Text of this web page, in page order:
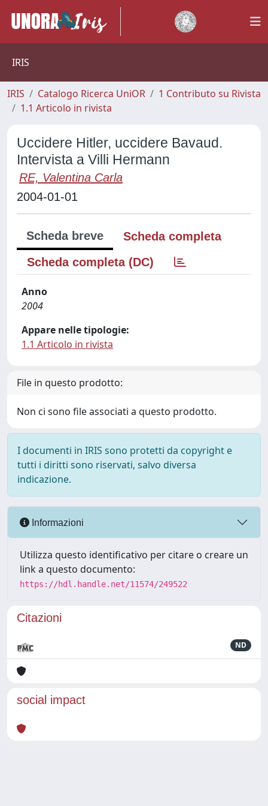
IRIS
IRIS Catalogo Ricerca UniOR
1 Contributo su Rivista
1.1 Articolo in rivista
Uccidere Hitler, uccidere Bavaud.
Intervista a Villi Hermann
RE, Valentina Carla
2004-01-01
Scheda breve
Scheda completa
Scheda completa (DC)
Anno
2004
Appare nelle tipologie:
1.1 Articolo in rivista
File in questo prodotto:
Non ci sono file associati a questo prodotto.
I documenti in IRIS sono protetti da copyright e
tutti i diritti sono riservati, salvo diversa
indicazione.
Informazioni
Utilizza questo identificativo per citare o creare un
link a questo documento:
https://hdl.handle.net/11574/249522
Citazioni
ND
social impact